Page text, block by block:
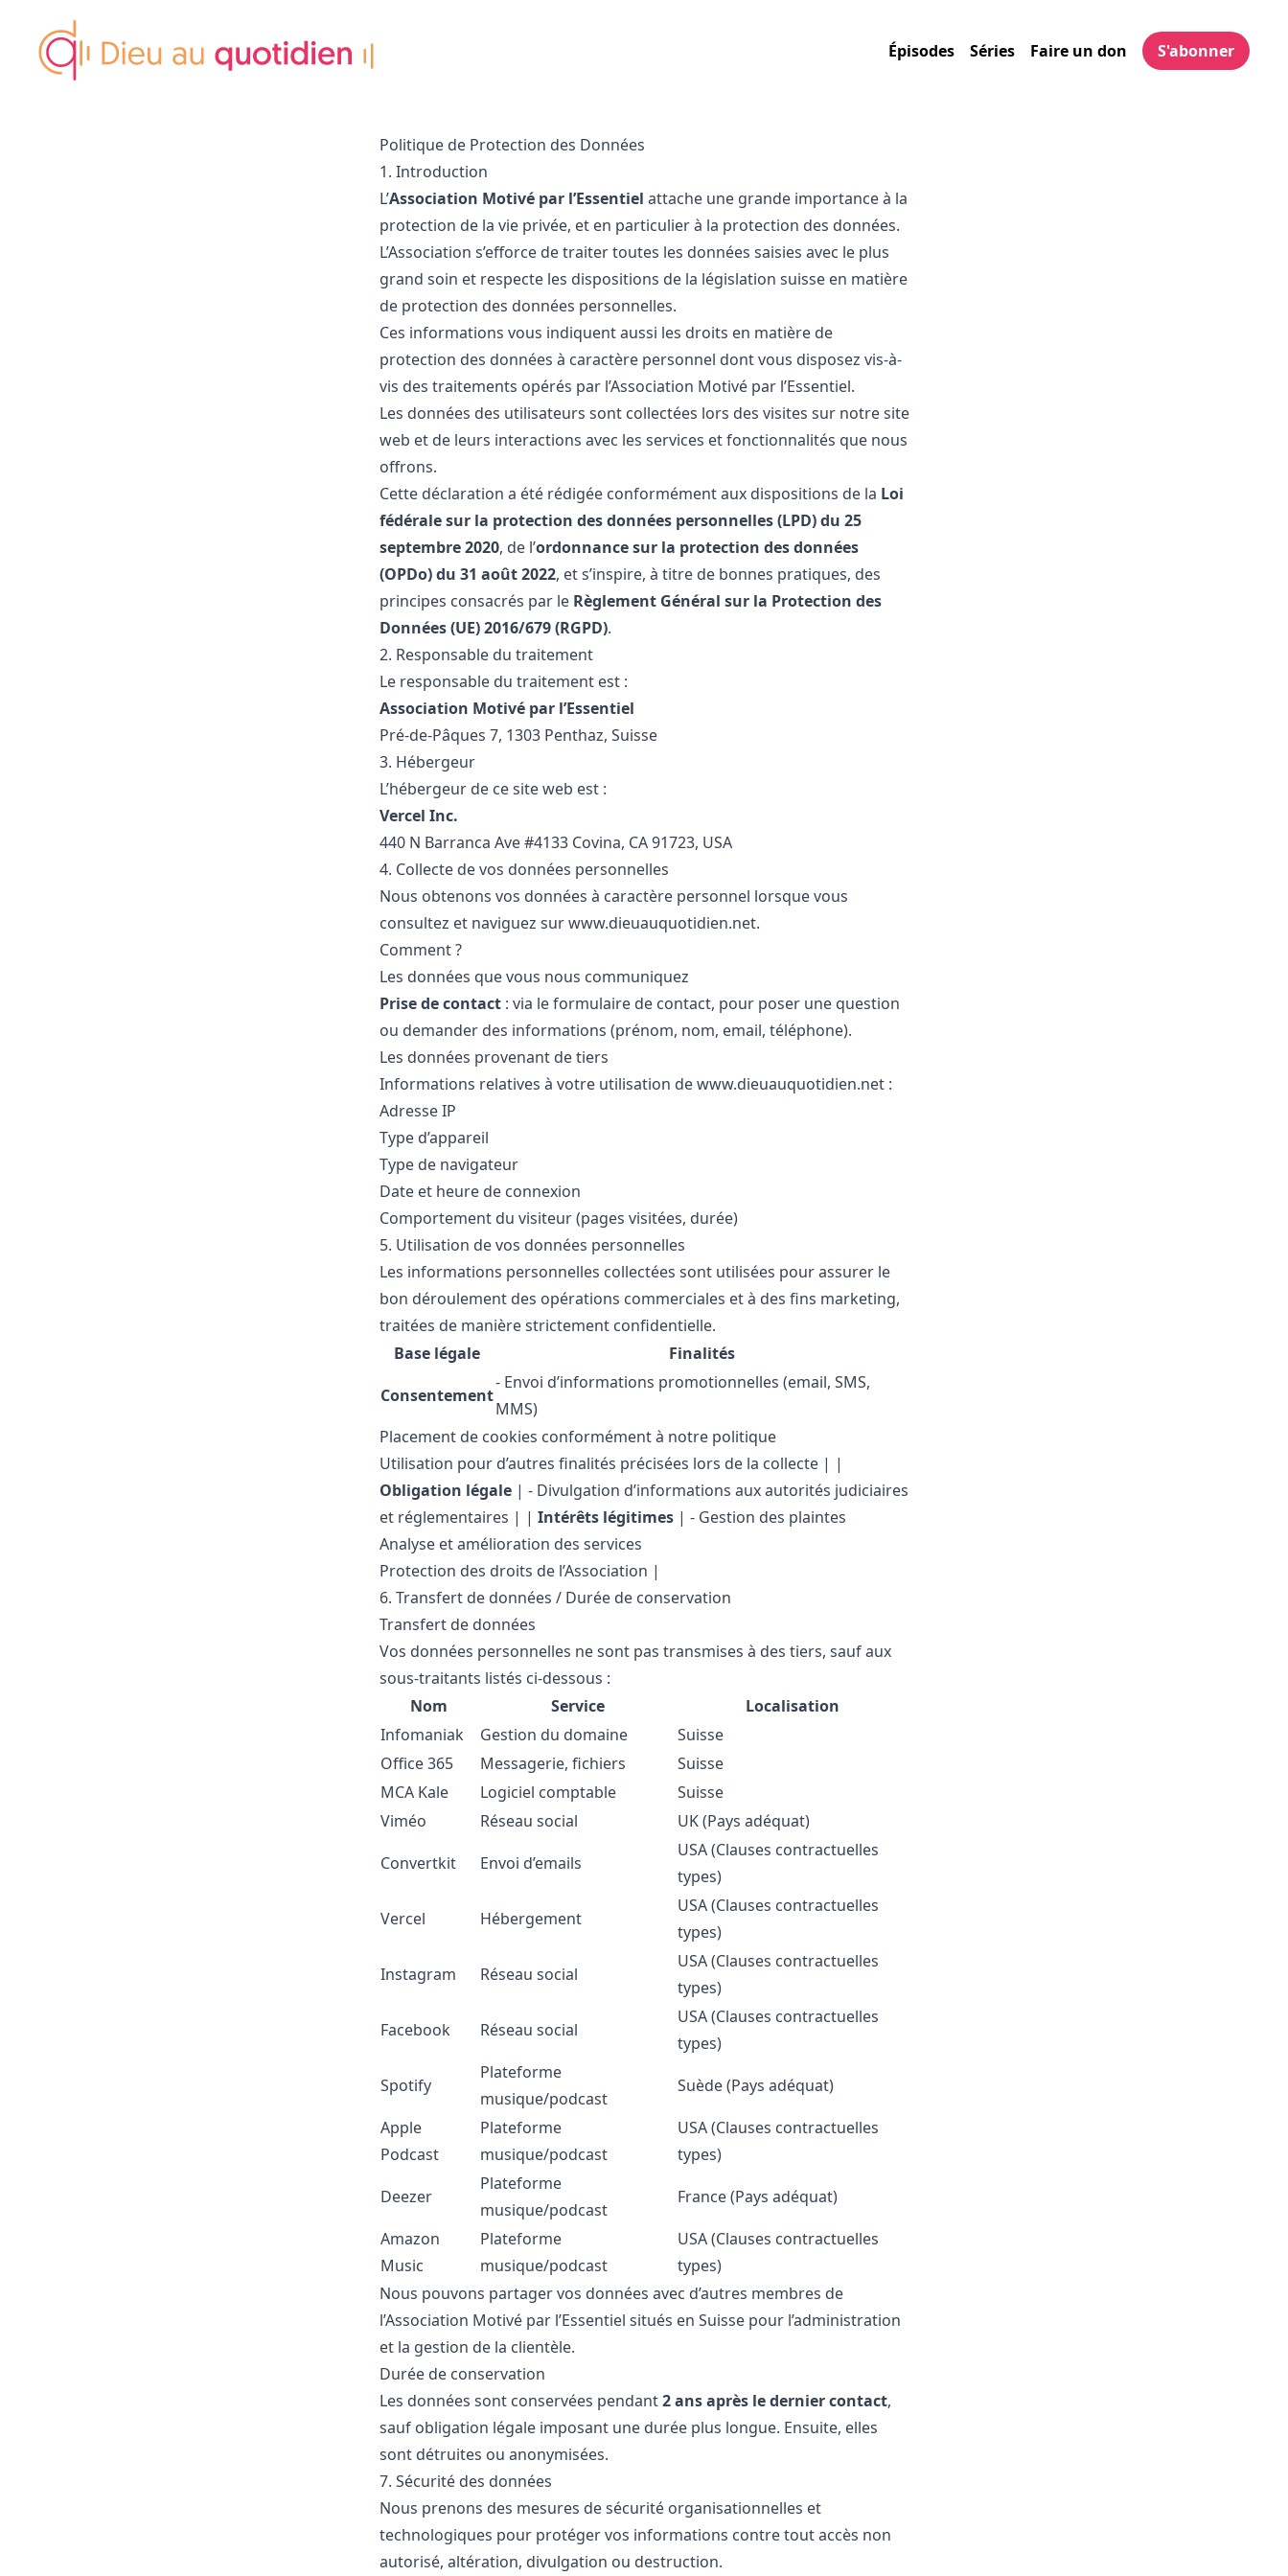
Épisodes Séries Faire un don S'abonner
Politique de Protection des Données
1. Introduction
L’Association Motivé par l’Essentiel attache une grande importance à la
protection de la vie privée, et en particulier à la protection des données.
L’Association s’efforce de traiter toutes les données saisies avec le plus
grand soin et respecte les dispositions de la législation suisse en matière
de protection des données personnelles.
Ces informations vous indiquent aussi les droits en matière de
protection des données à caractère personnel dont vous disposez vis-à-
vis des traitements opérés par l’Association Motivé par l’Essentiel.
Les données des utilisateurs sont collectées lors des visites sur notre site
web et de leurs interactions avec les services et fonctionnalités que nous
offrons.
Cette déclaration a été rédigée conformément aux dispositions de la Loi
fédérale sur la protection des données personnelles (LPD) du 25
septembre 2020, de l’ordonnance sur la protection des données
(OPDo) du 31 août 2022, et s’inspire, à titre de bonnes pratiques, des
principes consacrés par le Règlement Général sur la Protection des
Données (UE) 2016/679 (RGPD).
2. Responsable du traitement
Le responsable du traitement est :
Association Motivé par l’Essentiel
Pré-de-Pâques 7, 1303 Penthaz, Suisse
3. Hébergeur
L’hébergeur de ce site web est :
Vercel Inc.
440 N Barranca Ave #4133 Covina, CA 91723, USA
4. Collecte de vos données personnelles
Nous obtenons vos données à caractère personnel lorsque vous
consultez et naviguez surwww.dieuauquotidien.net.
Comment ?
Les données que vous nous communiquez
Prise de contact: via le formulaire de contact, pour poser une question
ou demander des informations (prénom, nom, email, téléphone).
Les données provenant de tiers
Informations relatives à votre utilisation dewww.dieuauquotidien.net:
Adresse IP
Type d’appareil
Type de navigateur
Date et heure de connexion
Comportement du visiteur (pages visitées, durée)
5. Utilisation de vos données personnelles
Les informations personnelles collectées sont utilisées pour assurer le
bon déroulement des opérations commerciales et à des fins marketing,
traitées de manière strictement confidentielle.
Base légale
Finalités
Consentement
- Envoi d’informations promotionnelles (email, SMS,
MMS)
Placement de cookies conformément à notre politique
Utilisation pour d’autres finalités précisées lors de la collecte | |
Obligation légale| - Divulgation d’informations aux autorités judiciaires
et réglementaires | | Intérêts légitimes| - Gestion des plaintes
Analyse et amélioration des services
Protection des droits de l’Association |
6. Transfert de données / Durée de conservation
Transfert de données
Vos données personnelles ne sont pas transmises à des tiers, sauf aux
sous-traitants listés ci-dessous :
Nom
Service
Localisation
Infomaniak
Gestion du domaine
Suisse
Office 365
Messagerie, fichiers
Suisse
MCA Kale
Logiciel comptable
Suisse
Viméo
Réseau social
UK (Pays adéquat)
Convertkit
Envoi d’emails
USA (Clauses contractuelles
types)
Vercel
Hébergement
USA (Clauses contractuelles
types)
Instagram
Réseau social
USA (Clauses contractuelles
types)
Facebook
Réseau social
USA (Clauses contractuelles
types)
Spotify
Plateforme
musique/podcast
Suède (Pays adéquat)
Apple
Podcast
Plateforme
musique/podcast
USA (Clauses contractuelles
types)
Deezer
Plateforme
musique/podcast
France (Pays adéquat)
Amazon
Music
Plateforme
musique/podcast
USA (Clauses contractuelles
types)
Nous pouvons partager vos données avec d’autres membres de
l’Association Motivé par l’Essentiel situés en Suisse pour l’administration
et la gestion de la clientèle.
Durée de conservation
Les données sont conservées pendant2 ans après le dernier contact,
sauf obligation légale imposant une durée plus longue. Ensuite, elles
sont détruites ou anonymisées.
7. Sécurité des données
Nous prenons des mesures de sécurité organisationnelles et
technologiques pour protéger vos informations contre tout accès non
autorisé, altération, divulgation ou destruction.